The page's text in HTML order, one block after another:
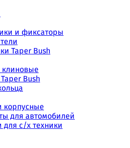
и фиксаторы
Taper Bush
Bush
корпусные
для автомобилей
с/х техники